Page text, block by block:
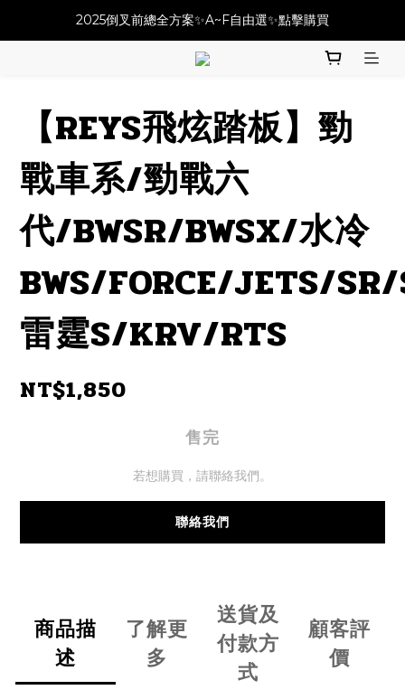
必改龍頭四件套⚡️不用五千六!! 優惠價只要 $ 4899💥
2025倒叉前總全方案✨A~F自由選✨點擊購買
必改龍頭四件套⚡️不用五千六!! 優惠價只要 $ 4899💥
【REYS飛炫踏板】勁
戰車系/勁戰六
代/BWSR/BWSX/水冷
BWS/FORCE/JETS/
雷霆S/KRV/RTS
NT$1,850
售完
若想購買，請聯絡我們。
聯絡我們
商品描
述
了解更
多
送貨及
付款方
式
顧客評
價